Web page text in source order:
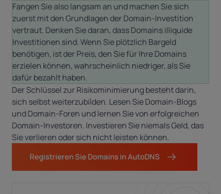
Fangen Sie also langsam an und machen Sie sich
zuerst mit den Grundlagen der Domain-Investition
vertraut. Denken Sie daran, dass Domains illiquide
Investitionen sind. Wenn Sie plötzlich Bargeld
benötigen, ist der Preis, den Sie für Ihre Domains
erzielen können, wahrscheinlich niedriger, als Sie
dafür bezahlt haben.
Der Schlüssel zur Risikominimierung besteht darin,
sich selbst weiterzubilden. Lesen Sie Domain-Blogs
und Domain-Foren und lernen Sie von erfolgreichen
Domain-Investoren. Investieren Sie niemals Geld, das
Sie verlieren oder sich nicht leisten können.
Registrieren Sie Domains in AutoDNS